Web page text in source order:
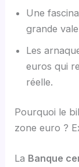
Une
grande
Les
euros qui
réelle.
Pourquoi le
zone euro ?
La Banque